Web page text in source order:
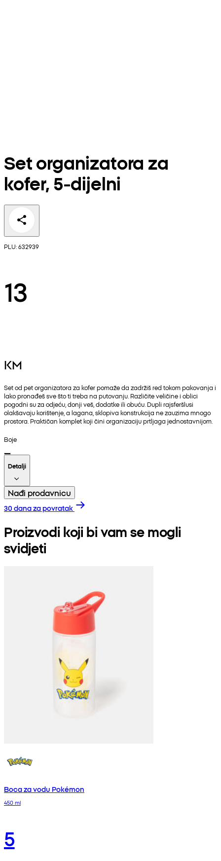
Set organizatora za
kofer, 5‑dijelni
PLU: 632939
13
KM
Set od pet organizatora za kofer pomaže da zadržiš red tokom pakovanja i
lako pronađeš sve što ti treba na putovanju. Različite veličine i oblici
pogodni su za odjeću, donji veš, dodatke ili obuću. Dupli rajsferšlusi
olakšavaju korištenje, a lagana, sklopiva konstrukcija ne zauzima mnogo
prostora. Praktičan komplet koji čini organizaciju prtljaga jednostavnijom.
Boje
Detalji
Nađi prodavnicu
30 dana za povratak
Proizvodi koji bi vam se mogli
svidjeti
Boca za vodu Pokémon
450 ml
5